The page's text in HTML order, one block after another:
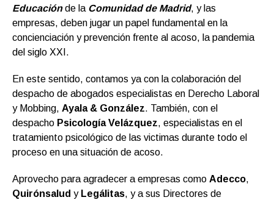
Educaciónde la Comunidad de Madrid, y las
empresas, deben jugar un papel fundamental en la
concienciación y prevención frente al acoso, la pandemia
del siglo XXI.
En este sentido, contamos ya con la colaboración del
despacho de abogados especialistas en Derecho Laboral
y Mobbing, Ayala & González. También, con el
despacho Psicología Velázquez, especialistas en el
tratamiento psicológico de las victimas durante todo el
proceso en una situación de acoso.
Aprovecho para agradecer a empresas como Adecco,
Quirónsalud yLegálitas, y a sus Directores de